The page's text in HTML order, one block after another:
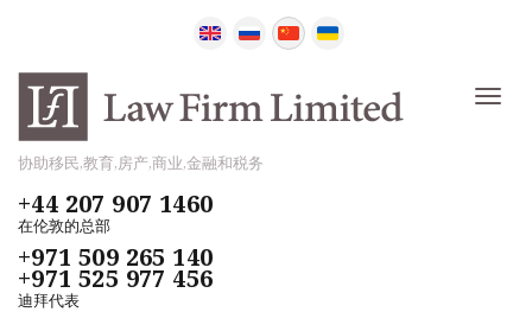
协助移民,教育,房产,商业,金融和税务
+44 207 907 1460
在伦敦的总部
+971 509 265 140
+971 525 977 456
迪拜代表